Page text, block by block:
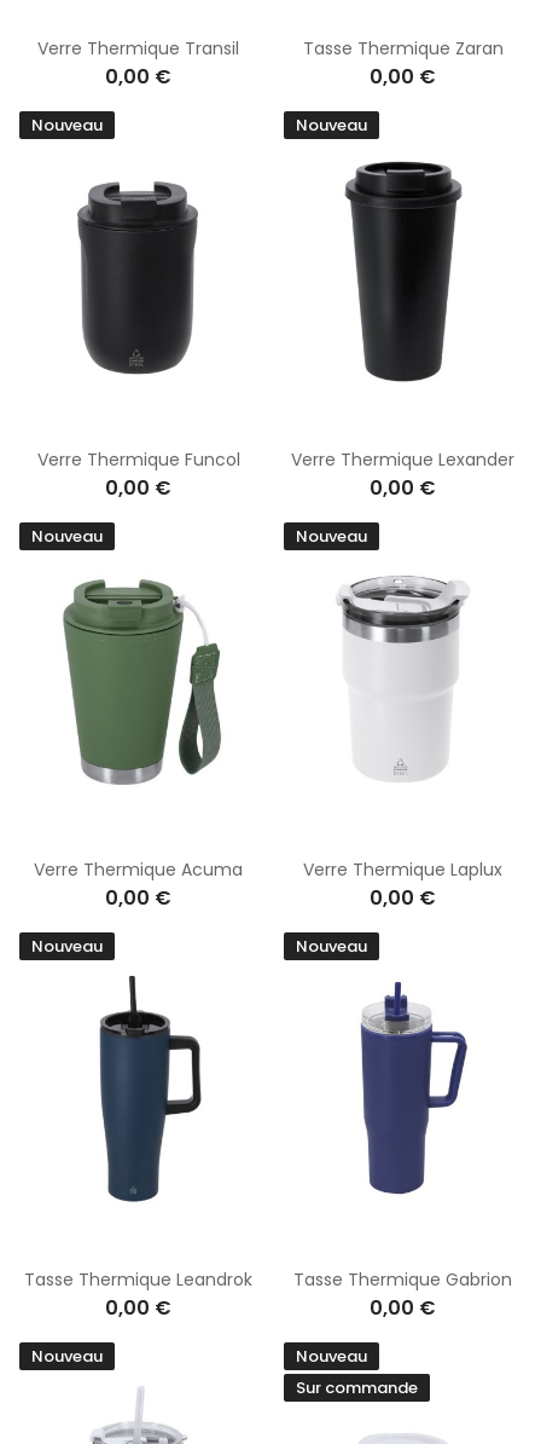
Verre Thermique Transil
0,00 €
Tasse Thermique Zaran
0,00 €
Nouveau
Verre Thermique Funcol
0,00 €
Nouveau
Verre Thermique Lexander
0,00 €
Nouveau
Verre Thermique Acuma
0,00 €
Nouveau
Verre Thermique Laplux
0,00 €
Nouveau
Tasse Thermique Leandrok
0,00 €
Nouveau
Tasse Thermique Gabrion
0,00 €
Nouveau
Nouveau
Sur commande